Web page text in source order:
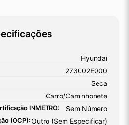
Hyundai
273002E000
Seca
Carro/Caminhonete
INMETRO: Sem Número
(OCP): Outro (sem Especificar)